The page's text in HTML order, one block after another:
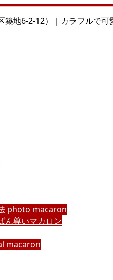
地6-2-12）｜カラフルで
photo macaron
ん尊いマカロン
macaron